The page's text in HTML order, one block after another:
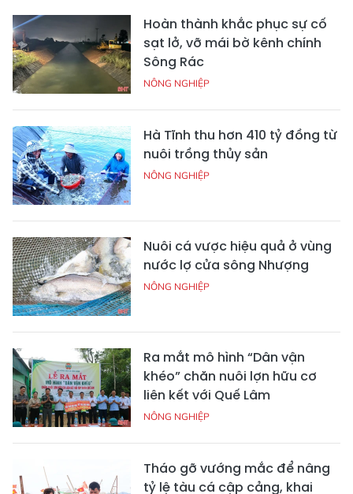
Hoàn thành khắc phục sự cố
sạt lở, vỡ mái bờ kênh chính
Sông Rác
NÔNG NGHIỆP
Hà Tĩnh thu hơn 410 tỷ đồng từ
nuôi trồng thủy sản
NÔNG NGHIỆP
Nuôi cá vược hiệu quả ở vùng
nước lợ cửa sông Nhượng
NÔNG NGHIỆP
Ra mắt mô hình “Dân vận
khéo” chăn nuôi lợn hữu cơ
liên kết với Quế Lâm
NÔNG NGHIỆP
Tháo gỡ vướng mắc để nâng
tỷ lệ tàu cá cập cảng, khai